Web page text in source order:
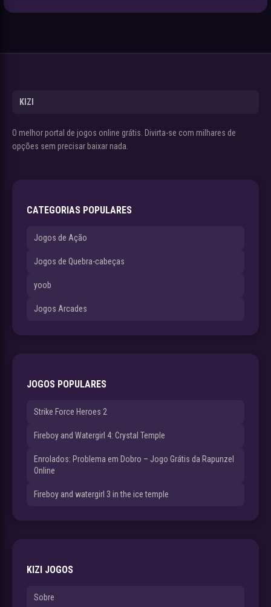
KIZI
O melhor portal de jogos online grátis. Divirta-se com milhares de
opções sem precisar baixar nada.
CATEGORIAS POPULARES
Jogos de Ação
Jogos de Quebra-cabeças
yoob
Jogos Arcades
JOGOS POPULARES
Strike Force Heroes 2
Fireboy and Watergirl 4: Crystal Temple
Enrolados: Problema em Dobro – Jogo Grátis da Rapunzel
Online
Fireboy and watergirl 3 in the ice temple
KIZI JOGOS
Sobre